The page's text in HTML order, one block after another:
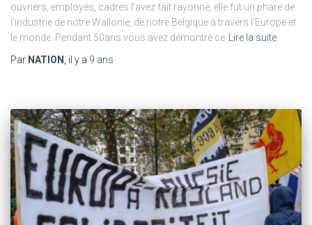
ouvriers, employés, cadres l’avez fait rayonné, elle fut un phare de
l’industrie de notre Wallonie, de notre Belgique à travers l’Europe et
le monde. Pendant 50ans vous avez démontré ce
Lire la suite
Par NATION , il y a 9 ans